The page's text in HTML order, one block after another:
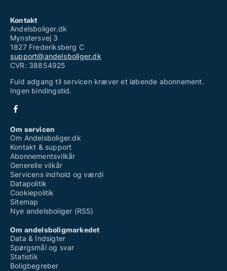
Kontakt
Andelsboliger.dk
Mynstersvej 3
1827 Frederiksberg C
support@andelsboliger.dk
CVR: 38854925
Fuld adgang til servicen kræver et løbende abonnement.
Ingen bindingstid.
Om servicen
Om Andelsboliger.dk
Kontakt & support
Abonnementsvilkår
Generelle vilkår
Servicens indhold og værdi
Datapolitik
Cookiepolitik
Sitemap
Nye andelsboliger (RSS)
Om andelsboligmarkedet
Data & Indsigter
Spørgsmål og svar
Statistik
Boligbegreber